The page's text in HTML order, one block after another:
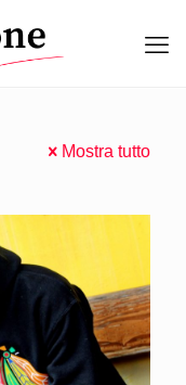
Mostra tutto